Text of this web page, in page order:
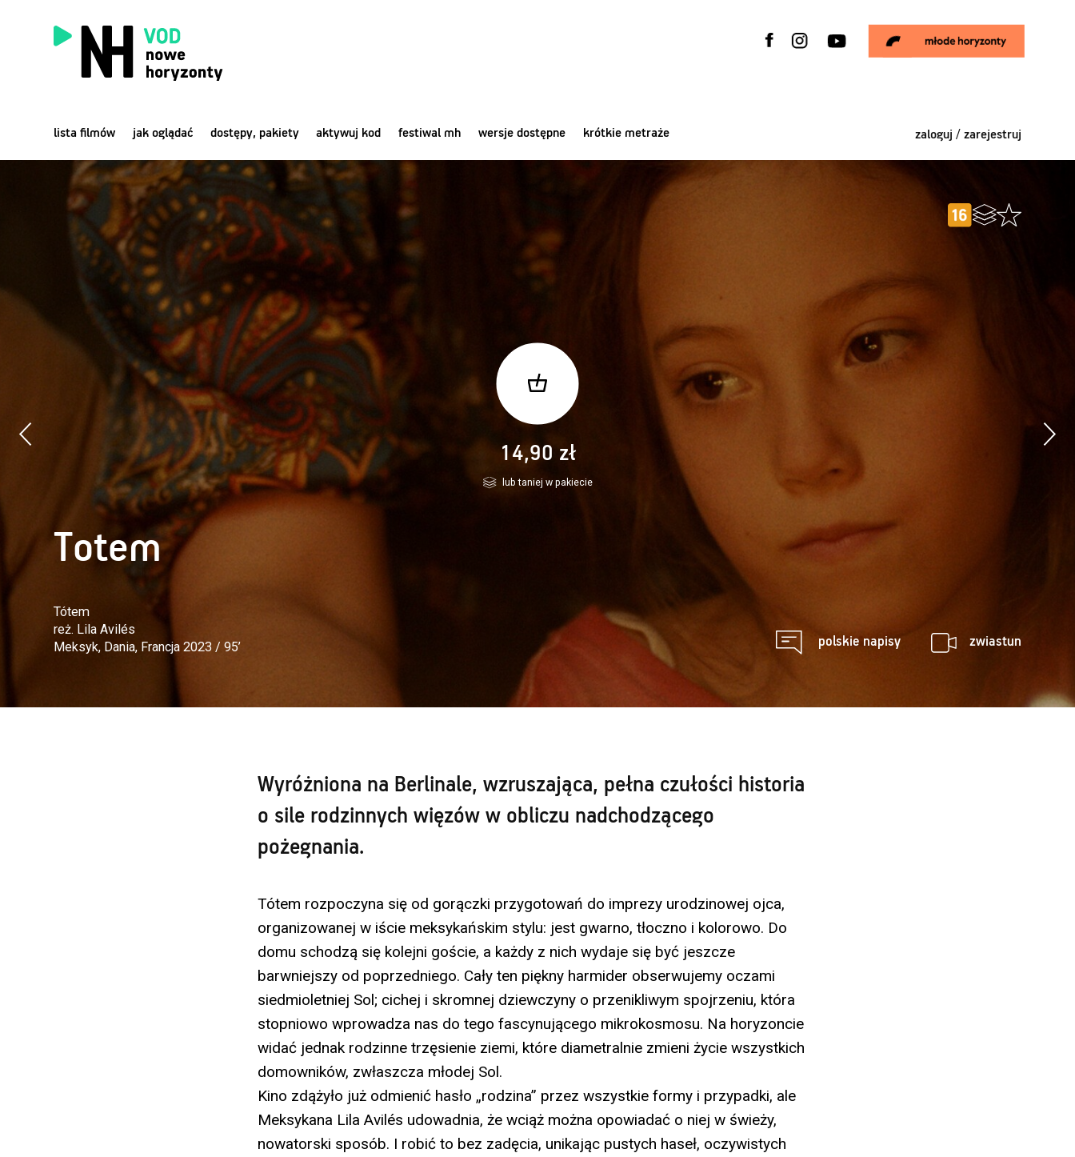
lista filmów jak oglądać dostępy, pakiety aktywuj kod festiwal mh wersje dostępne krótkie metraże zaloguj / zarejestruj
14,90 zł
lub taniej w pakiecie
Totem
Tótem
reż. Lila Avilés
Meksyk, Dania, Francja 2023 / 95’
polskie napisy zwiastun
Wyróżniona na Berlinale, wzruszająca, pełna czułości historia
o sile rodzinnych więzów w obliczu nadchodzącego
pożegnania.
Tótem rozpoczyna się od gorączki przygotowań do imprezy urodzinowej ojca,
organizowanej w iście meksykańskim stylu: jest gwarno, tłoczno i kolorowo. Do
domu schodzą się kolejni goście, a każdy z nich wydaje się być jeszcze
barwniejszy od poprzedniego. Cały ten piękny harmider obserwujemy oczami
siedmioletniej Sol; cichej i skromnej dziewczyny o przenikliwym spojrzeniu, która
stopniowo wprowadza nas do tego fascynującego mikrokosmosu. Na horyzoncie
widać jednak rodzinne trzęsienie ziemi, które diametralnie zmieni życie wszystkich
domowników, zwłaszcza młodej Sol.
Kino zdążyło już odmienić hasło „rodzina” przez wszystkie formy i przypadki, ale
Meksykana Lila Avilés udowadnia, że wciąż można opowiadać o niej w świeży,
nowatorski sposób. I robić to bez zadęcia, unikając pustych haseł, oczywistych